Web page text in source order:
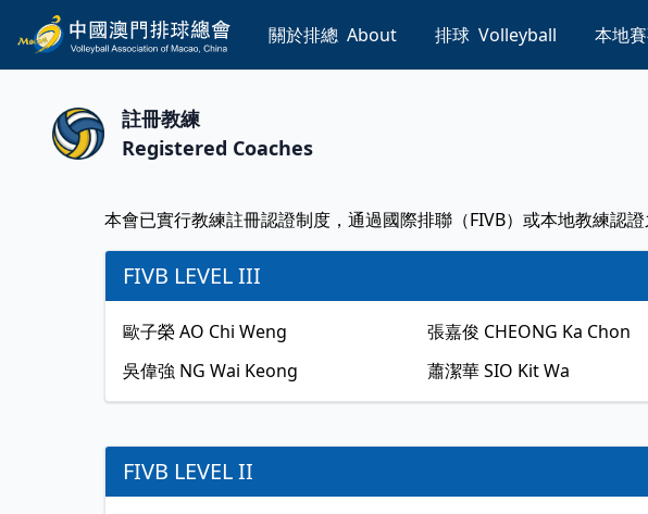
關於排總 About 排球 Volleyball 本地
註冊教練
Registered Coaches
本會已實行教練註冊認證制度，通過國際排聯（FIVB）或本地教練認
FIVB LEVEL III
歐子榮AO Chi Weng 張嘉俊 CHEONG Ka Chon
吳偉強 NG Wai Keong 蕭潔華 SIO Kit Wa
FIVB LEVEL II